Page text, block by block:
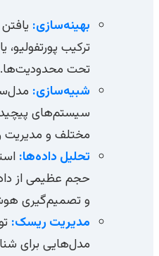
بهینه‌سازی:
ترکیب پورتفولیو،
تحت محدودیت‌ها.
شبیه‌سازی:
سیستم‌های
مختلف و
تحلیل داده‌ها:
حجم عظیمی از
و تصمیم‌گیری
مدیریت ریسک:
مدل‌هایی برای